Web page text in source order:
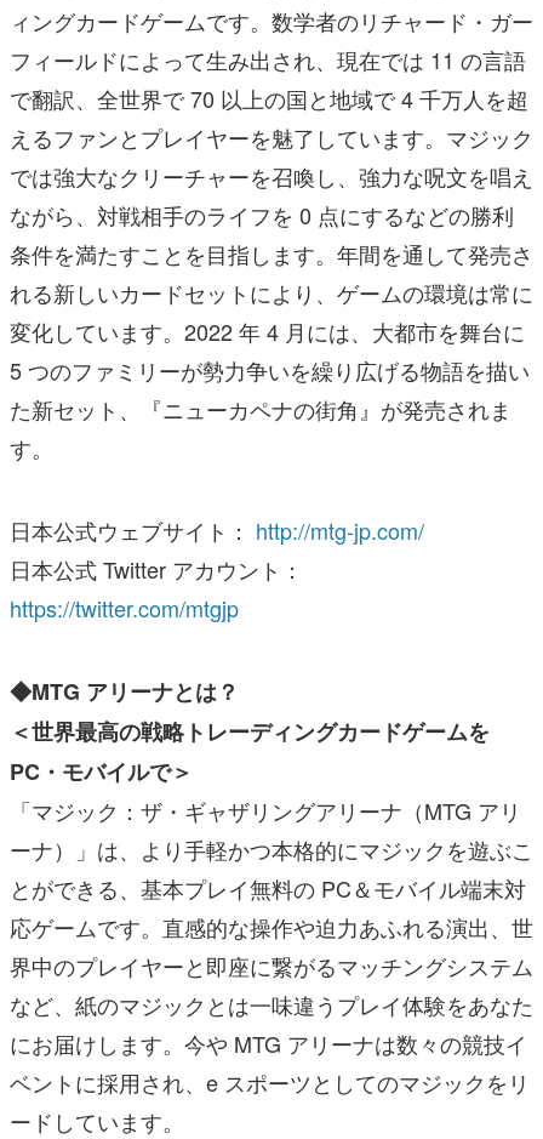
ィングカードゲームです。数学者のリチャード・ガー
フィールドによって生み出され、現在では 11 の言語
で翻訳、全世界で 70 以上の国と地域で 4 千万人を超
えるファンとプレイヤーを魅了しています。マジック
では強大なクリーチャーを召喚し、強力な呪文を唱え
ながら、対戦相手のライフを 0 点にするなどの勝利
条件を満たすことを目指します。年間を通して発売さ
れる新しいカードセットにより、ゲームの環境は常に
変化しています。2022 年 4 月には、大都市を舞台に
5 つのファミリーが勢力争いを繰り広げる物語を描い
た新セット、『ニューカペナの街角』が発売されま
す。
日本公式ウェブサイト： http://mtg-jp.com/
日本公式 Twitter アカウント：
https://twitter.com/mtgjp
◆MTG アリーナとは？
＜世界最高の戦略トレーディングカードゲームを
PC・モバイルで＞
「マジック：ザ・ギャザリングアリーナ（MTG アリ
ーナ）」は、より手軽かつ本格的にマジックを遊ぶこ
とができる、基本プレイ無料の PC＆モバイル端末対
応ゲームです。直感的な操作や迫力あふれる演出、世
界中のプレイヤーと即座に繋がるマッチングシステム
など、紙のマジックとは一味違うプレイ体験をあなた
にお届けします。今や MTG アリーナは数々の競技イ
ベントに採用され、e スポーツとしてのマジックをリ
ードしています。